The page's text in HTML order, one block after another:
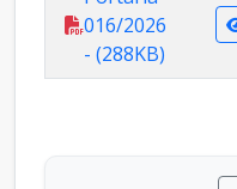
016/2026
- (288KB)